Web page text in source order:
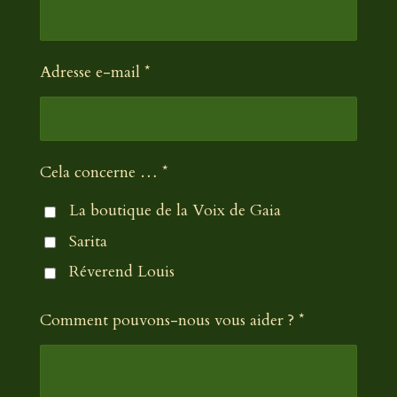
Adresse e-mail *
Cela concerne … *
La boutique de la Voix de Gaia
Sarita
Réverend Louis
Comment pouvons-nous vous aider ? *